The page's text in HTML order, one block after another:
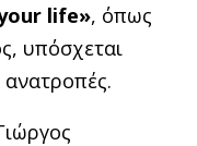
life», όπως
υπόσχεται